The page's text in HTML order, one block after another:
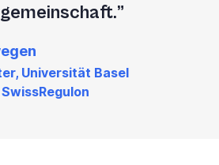
Universität Basel